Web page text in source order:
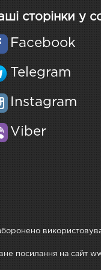
сторінки у
Facebook
Telegram
Instagram
Viber
посилання на сайт